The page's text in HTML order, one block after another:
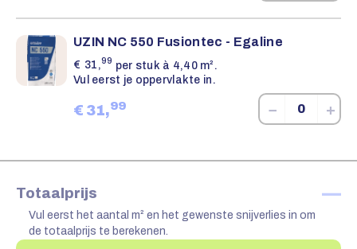
UZIN NC 550 Fusiontec - Egaline
€ 31,99 per stuk à 4,40 m².
Vul eerst je oppervlakte in.
€ 31,99 − +
Totaalprijs —
Vul eerst het aantal m² en het gewenste snijverlies in om
de totaalprijs te berekenen.